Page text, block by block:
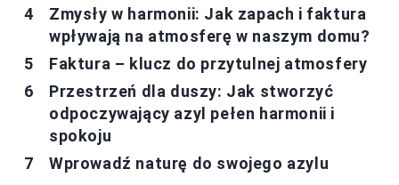
Zmysły w harmonii: Jak zapach i faktura
wpływają na atmosferę w naszym domu?
Faktura – klucz do przytulnej atmosfery
Przestrzeń dla duszy: Jak stworzyć
odpoczywający azyl pełen harmonii i
spokoju
Wprowadź naturę do swojego azylu